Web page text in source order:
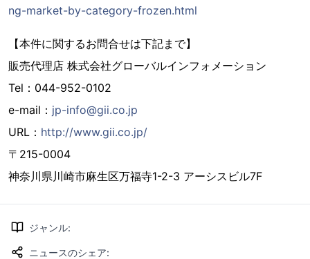
ng-market-by-category-frozen.html
【本件に関するお問合せは下記まで】
販売代理店 株式会社グローバルインフォメーション
Tel：044-952-0102
e-mail： jp-info@gii.co.jp
URL： http://www.gii.co.jp/
〒215-0004
神奈川県川崎市麻生区万福寺1-2-3 アーシスビル7F
ジャンル:
ニュースのシェア: